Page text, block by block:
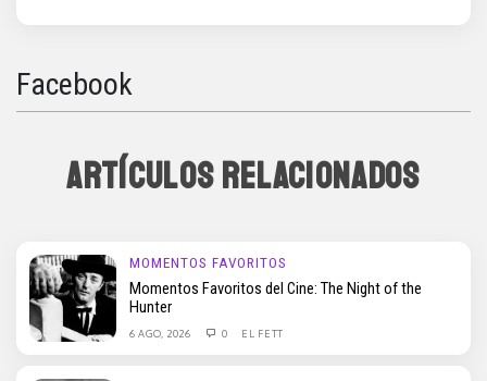
Facebook
ARTÍCULOS RELACIONADOS
MOMENTOS FAVORITOS
Momentos Favoritos del Cine: The Night of the
Hunter
6 AGO, 2026 0 EL FETT